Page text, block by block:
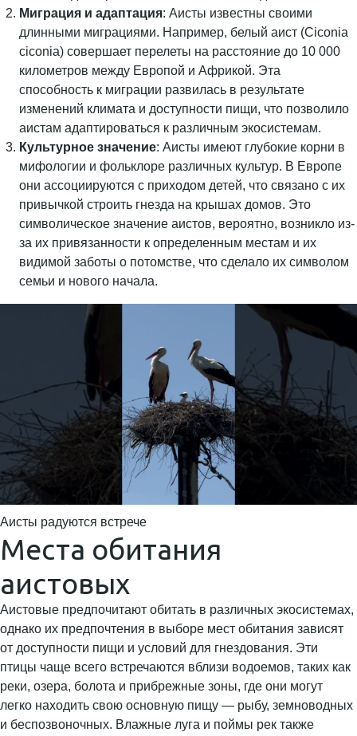
Миграция и адаптация: Аисты известны своими
длинными миграциями. Например, белый аист (Ciconia
ciconia) совершает перелеты на расстояние до 10 000
километров между Европой и Африкой. Эта
способность к миграции развилась в результате
изменений климата и доступности пищи, что позволило
аистам адаптироваться к различным экосистемам.
Культурное значение: Аисты имеют глубокие корни в
мифологии и фольклоре различных культур. В Европе
они ассоциируются с приходом детей, что связано с их
привычкой строить гнезда на крышах домов. Это
символическое значение аистов, вероятно, возникло из-
за их привязанности к определенным местам и их
видимой заботы о потомстве, что сделало их символом
семьи и нового начала.
Аисты радуются встрече
Места обитания
аистовых
Аистовые предпочитают обитать в различных экосистемах,
однако их предпочтения в выборе мест обитания зависят
от доступности пищи и условий для гнездования. Эти
птицы чаще всего встречаются вблизи водоемов, таких как
реки, озера, болота и прибрежные зоны, где они могут
легко находить свою основную пищу — рыбу, земноводных
и беспозвоночных. Влажные луга и поймы рек также